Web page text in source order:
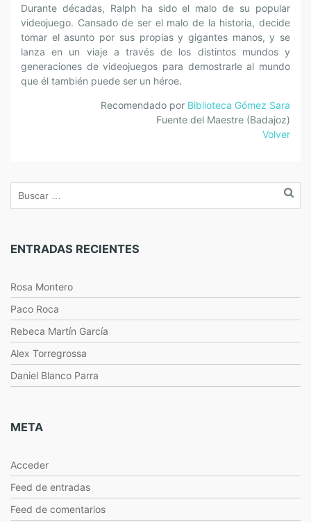
Durante décadas, Ralph ha sido el malo de su popular
videojuego. Cansado de ser el malo de la historia, decide
tomar el asunto por sus propias y gigantes manos, y se
lanza en un viaje a través de los distintos mundos y
generaciones de videojuegos para demostrarle al mundo
que él también puede ser un héroe.
Recomendado por Biblioteca Gómez Sara
Fuente del Maestre (Badajoz)
Volver
ENTRADAS RECIENTES
Rosa Montero
Paco Roca
Rebeca Martín García
Alex Torregrossa
Daniel Blanco Parra
META
Acceder
Feed de entradas
Feed de comentarios